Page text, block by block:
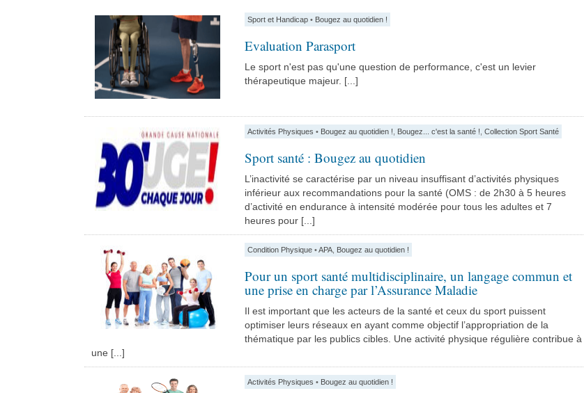
Sport et Handicap• Bougez au quotidien !
Evaluation Parasport
Le sport n'est pas qu'une question de performance, c'est un levier
thérapeutique majeur. [...]
Activités Physiques • Bougez au quotidien ! Bougez... c'est la santé ! Collection Sport Santé
Sport santé : Bougez au quotidien
L’inactivité se caractérise par un niveau insuffisant d’activités physiques
inférieur aux recommandations pour la santé (OMS : de 2h30 à 5 heures
d’activité en endurance à intensité modérée pour tous les adultes et 7
heures pour [...]
Condition Physique•APA, Bougez au quotidien !
Pour un sport santé multidisciplinaire, un langage commun et
une prise en charge par l’Assurance Maladie
Il est important que les acteurs de la santé et ceux du sport puissent
optimiser leurs réseaux en ayant comme objectif l’appropriation de la
thématique par les publics cibles. Une activité physique régulière contribue à
une [...]
Activités Physiques • Bougez au quotidien !